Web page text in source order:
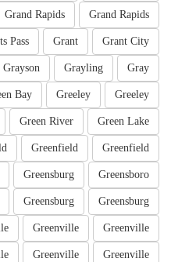
Grand Rapids
Grand Rapids
Grant City
Grant
Pass
Gray
Grayling
Grayson
Greeley
Greeley
Bay
Green Lake
Green River
Greenfield
Greenfield
Greensboro
Greensburg
Greensburg
Greensburg
Greenville
Greenville
Greenville
Greenville